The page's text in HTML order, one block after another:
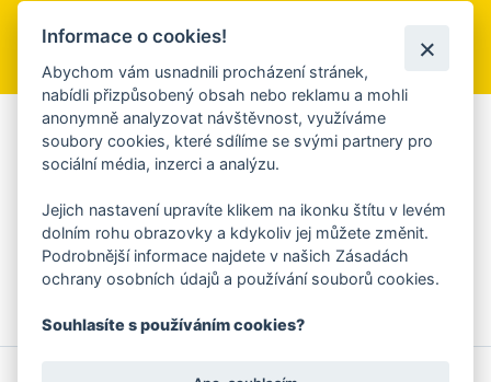
Přihlásit se k odběru
Aplikace Mobilní rozhlas
Chcete dostávat do svého mobilu či mailu upozornění na
ankety, pozvánky na kulturní a sportovní akce?
Více informací o aplikaci
Informace o cookies!
Abychom vám usnadnili procházení stránek,
nabídli přizpůsobený obsah nebo reklamu a mohli
anonymně analyzovat návštěvnost, využíváme
soubory cookies, které sdílíme se svými partnery pro
sociální média, inzerci a analýzu.
Jejich nastavení upravíte klikem na ikonku štítu v levém
dolním rohu obrazovky a kdykoliv jej můžete změnit.
Podrobnější informace najdete v našich Zásadách
ochrany osobních údajů a používání souborů cookies.
Souhlasíte s používáním cookies?